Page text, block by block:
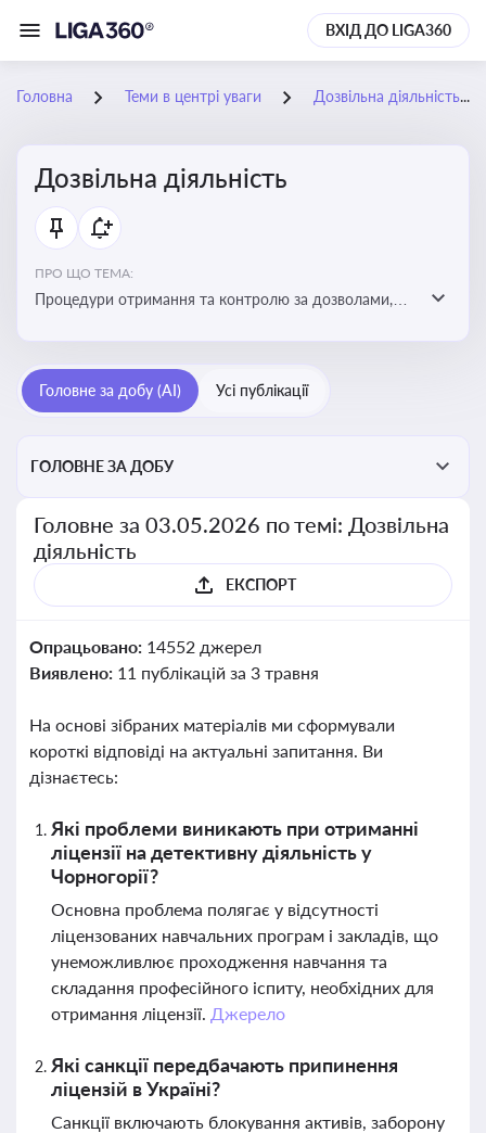
ВХІД ДО LIGA360
Головна Теми в центрі уваги Дозвільна діяльність
Дозвільна діяльність
ПРО ЩО ТЕМА:
Процедури отримання та контролю за дозволами,
законодавстві, щоб уникнути порушень та
забезпечити відповідність вимогам регуляторних
Головне за добу (AI) Усі публікації
ГОЛОВНЕ ЗА ДОБУ
Головне за 03.05.2026 по темі: Дозвільна
діяльність
ЕКСПОРТ
Опрацьовано: 14552 джерел
Виявлено: 11 публікацій за 3 травня
На основі зібраних матеріалів ми сформували
короткі відповіді на актуальні запитання. Ви
дізнаєтесь:
Які проблеми виникають при отриманні
ліцензії на детективну діяльність у
Чорногорії?
Основна проблема полягає у відсутності
ліцензованих навчальних програм і закладів, що
унеможливлює проходження навчання та
складання професійного іспиту, необхідних для
отримання ліцензії. Джерело
Які санкції передбачають припинення
ліцензій в Україні?
Санкції включають блокування активів, заборону